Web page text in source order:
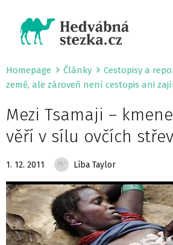
Homepage Články Cestopisy a
země, ale zároveň není cestopis ani
Mezi Tsamaji –
věří v sílu ovčích střev
1. 12. 2011 Líba Taylor